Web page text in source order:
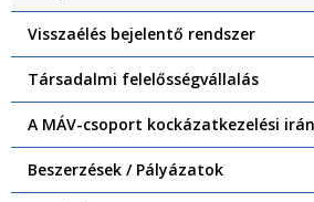
Visszaélés bejelentő rendszer
Társadalmi felelősségvállalás
A MÁV-csoport kockázatkezelési
Beszerzések / Pályázatok